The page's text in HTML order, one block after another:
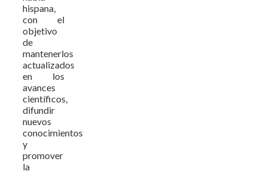
hispana,
con el
objetivo
de
mantenerlos
actualizados
en los
avances
científicos,
difundir
nuevos
conocimientos
y
promover
la